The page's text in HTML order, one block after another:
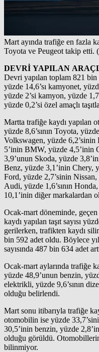
Mart ayında trafiğe en fazla
Toyota ve Peugeot takip etti.
DEVRİ YAPILAN
Devri yapılan toplam 821 bin
yüzde 14,6’sı kamyonet,
yüzde 2’si kamyon, yüzde
yüzde 0,2’si özel amaçlı
Martta trafiğe kaydı yapılan
yüzde 8,6’sının Toyota,
Volkswagen, yüzde 6,2’sinin
5’inin BMW, yüzde 4,5’inin
3,9’unun Skoda, yüzde
Benz, yüzde 3,1’inin Chery,
Ford, yüzde 2,7’sinin Nissan,
Audi, yüzde 1,6’sının
10,1’inin diğer markalardan
Ocak-mart döneminde, geçen
kaydı yapılan taşıt sayısı
gerilerken, trafikten kaydı
bin 592 adet oldu. Böylece
sayısında 487 bin 634 adet
Ocak-mart aylarında trafiğe
yüzde 48,9’unun benzin,
elektrikli, yüzde 9,6’sının
olduğu belirlendi.
Mart sonu itibarıyla trafiğe
otomobilin ise yüzde
30,5’inin benzin, yüzde
olduğu görüldü.
bilinmiyor.